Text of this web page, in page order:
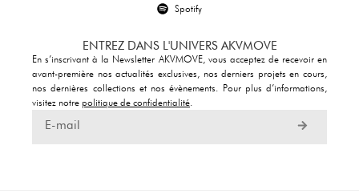
Spotify
ENTREZ DANS L'UNIVERS AKVMOVE
En s’inscrivant à la Newsletter AKVMOVE, vous acceptez de recevoir en
avant-première nos actualités exclusives, nos derniers projets en cours,
nos dernières collections et nos évènements. Pour plus d’informations,
visitez notre politique de confidentialité